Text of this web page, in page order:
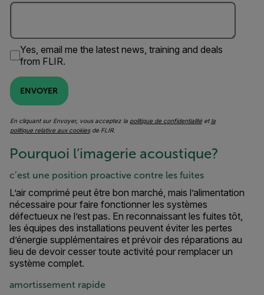
Yes, email me the latest news, training and deals
from FLIR.
ENVOYER
En cliquant sur Envoyer, vous acceptez la politique de confidentialitéet la
politique relative aux cookiesde FLIR.
Pourquoi l’imagerie acoustique?
c’est une position proactive contre les fuites
L’air comprimé peut être bon marché, mais l’alimentation
nécessaire pour faire fonctionner les systèmes
défectueux ne l’est pas. En reconnaissant les fuites tôt,
les équipes des installations peuvent éviter les pertes
d’énergie supplémentaires et prévoir des réparations au
lieu de devoir cesser toute activité pour remplacer un
système complet.
amortissement rapide